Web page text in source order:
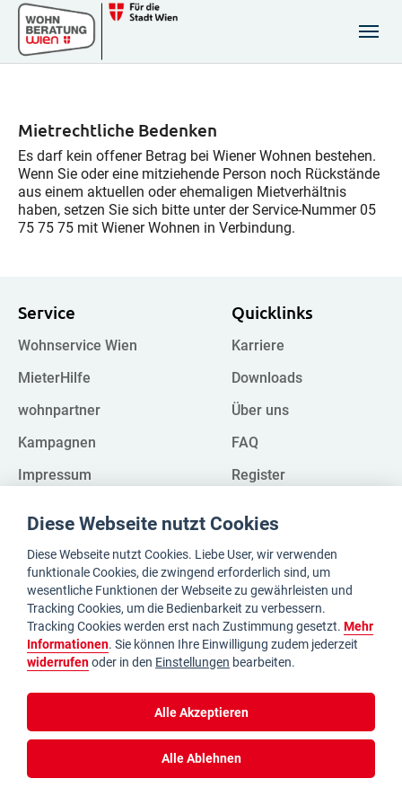
Zum Hauptinhalt springen
Skip to page footer
Mietrechtliche Bedenken
Es darf kein offener Betrag bei Wiener Wohnen bestehen.
Wenn Sie oder eine mitziehende Person noch Rückstände
aus einem aktuellen oder ehemaligen Mietverhältnis
haben, setzen Sie sich bitte unter der Service-Nummer 05
75 75 75 mit Wiener Wohnen in Verbindung.
Service
Wohnservice Wien
MieterHilfe
wohnpartner
Kampagnen
Impressum
Quicklinks
Karriere
Downloads
Über uns
FAQ
Register
Kontakt
Paragonstraße 4
Ecke Guglgasse
1030 Wien
46 Tage
bis zur
Diese Webseite nutzt Cookies
Diese Webseite nutzt Cookies. Liebe User, wir verwenden
funktionale Cookies, die zwingend erforderlich sind, um
wesentliche Funktionen der Webseite zu gewährleisten und
Tracking Cookies, um die Bedienbarkeit zu verbessern.
Tracking Cookies werden erst nach Zustimmung gesetzt. Mehr
Informationen. Sie können Ihre Einwilligung zudem jederzeit
widerrufenoder in den Einstellungen bearbeiten.
Alle Akzeptieren
Alle Ablehnen